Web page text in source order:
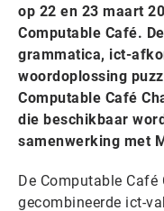
op 22 en 23 maart
Computable Café.
grammatica, ict-
woordoplossing
Computable Café
die beschikbaar
samenwerking met
De Computable
gecombineerde ict-